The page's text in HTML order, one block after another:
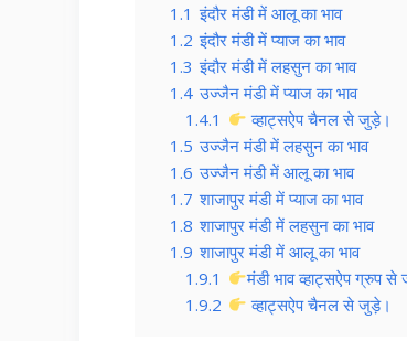
1.1 इंदौर मंडी में आलू का भाव
1.2 इंदौर मंडी में प्याज का भाव
1.3 इंदौर मंडी में लहसुन का भाव
1.4 उज्जैन मंडी में प्याज का भाव
1.4.1
व्हाट्सऐप चैनल से जुड़े।
1.5 उज्जैन मंडी में लहसुन का भाव
1.6 उज्जैन मंडी में आलू का भाव
1.7 शाजापुर मंडी में प्याज का भाव
1.8 शाजापुर मंडी में लहसुन का भाव
1.9 शाजापुर मंडी में आलू का भाव
1.9.1
मंडी भाव व्हाट्सऐप ग्रुप से
1.9.2
व्हाट्सऐप चैनल से जुड़े।